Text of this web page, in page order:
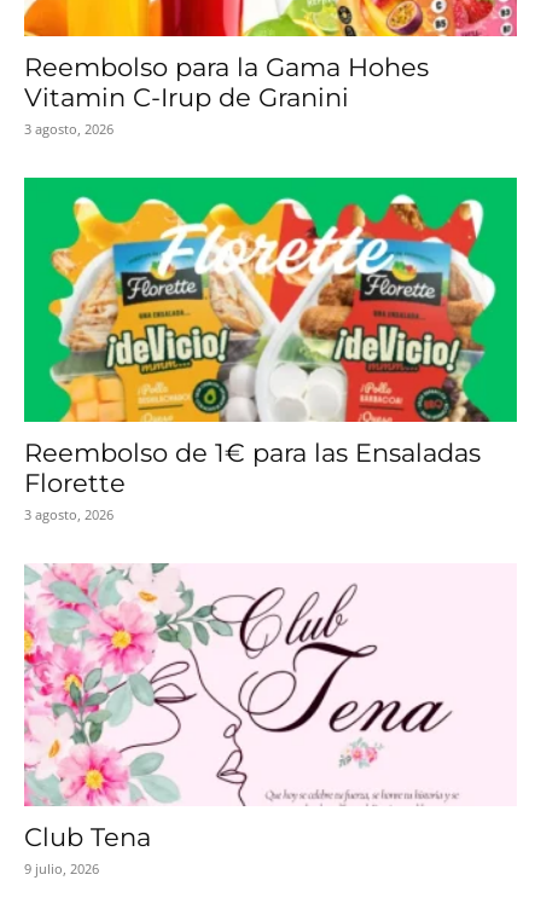
Reembolso para la Gama Hohes
Vitamin C-Irup de Granini
3 agosto, 2026
Reembolso de 1€ para las Ensaladas
Florette
3 agosto, 2026
Club Tena
9 julio, 2026